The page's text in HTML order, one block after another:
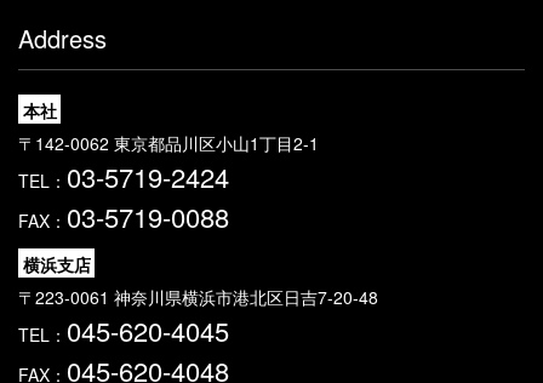
Address
本社
〒142-0062 東京都品川区小山1丁目2-1
TEL： 03-5719-2424
FAX： 03-5719-0088
横浜支店
〒223-0061 神奈川県横浜市港北区日吉7-20-48
TEL： 045-620-4045
FAX： 045-620-4048